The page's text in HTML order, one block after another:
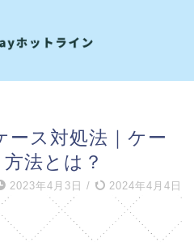
ース対処法｜ケー
法とは？
2023年4月3日 / 2024年4月4日